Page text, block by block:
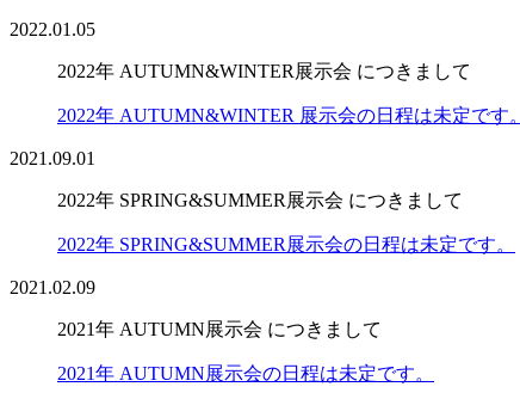
2022.01.05
2022年 AUTUMN&WINTER展示会 につきまして
2022年 AUTUMN&WINTER 展示会の日程は未定です。
2021.09.01
2022年 SPRING&SUMMER展示会 につきまして
2022年 SPRING&SUMMER展示会の日程は未定です。
2021.02.09
2021年 AUTUMN展示会 につきまして
2021年 AUTUMN展示会の日程は未定です。